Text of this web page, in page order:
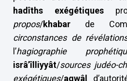
hadîths exégétiques
propos/khabarde
circonstances de
l’hagiographie
isrâ’îlliyyât/sources judéo-
exégétiques/aqwâl